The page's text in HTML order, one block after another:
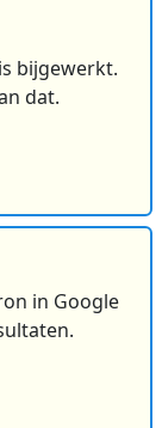
bijgewerkt.
dat.
in Google